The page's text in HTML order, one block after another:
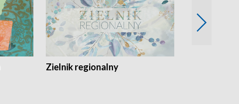
Zielnik regionalny